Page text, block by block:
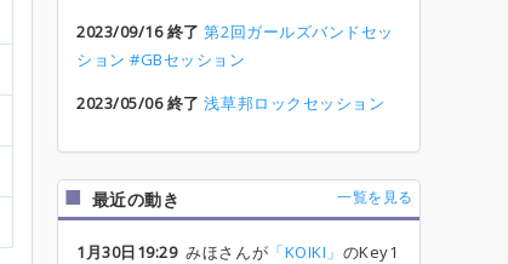
2023/09/16 終了 第2回ガールズバンドセッ
ション #GBセッション
2023/05/06 終了 浅草邦ロックセッション
最近の動き 一覧を見る
1月30日19:29みほさんが 「KOIKI」 のKey1